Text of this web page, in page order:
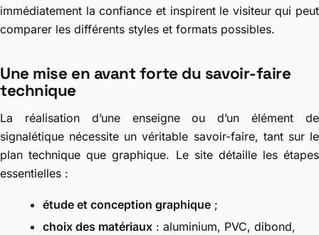
immédiatement la confiance et inspirent le visiteur qui peut
comparer les différents styles et formats possibles.
Une mise en avant forte du savoir-faire
technique
La réalisation d’une enseigne ou d’un élément de
signalétique nécessite un véritable savoir-faire, tant sur le
plan technique que graphique. Le site détaille les étapes
essentielles :
étude et conception graphique ;
choix des matériaux : aluminium, PVC, dibond,